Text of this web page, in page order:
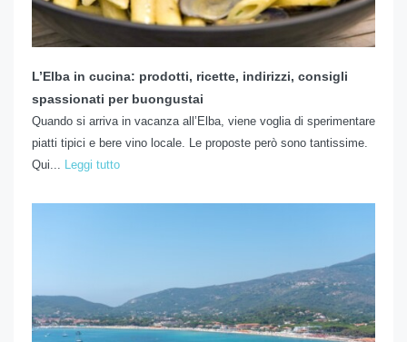
L’Elba in cucina: prodotti, ricette, indirizzi, consigli
spassionati per buongustai
Quando si arriva in vacanza all’Elba, viene voglia di sperimentare
piatti tipici e bere vino locale. Le proposte però sono tantissime.
Qui... Leggi tutto